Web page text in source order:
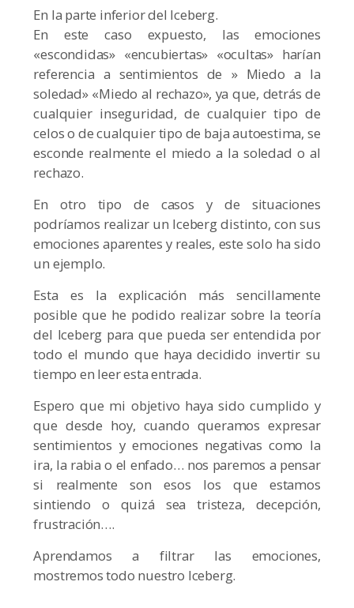
En la parte inferior del Iceberg.
En este caso expuesto, las emociones
«escondidas» «encubiertas» «ocultas» harían
referencia a sentimientos de » Miedo a la
soledad» «Miedo al rechazo», ya que, detrás de
cualquier inseguridad, de cualquier tipo de
celos o de cualquier tipo de baja autoestima, se
esconde realmente el miedo a la soledad o al
rechazo.
En otro tipo de casos y de situaciones
podríamos realizar un Iceberg distinto, con sus
emociones aparentes y reales, este solo ha sido
un ejemplo.
Esta es la explicación más sencillamente
posible que he podido realizar sobre la teoría
del Iceberg para que pueda ser entendida por
todo el mundo que haya decidido invertir su
tiempo en leer esta entrada.
Espero que mi objetivo haya sido cumplido y
que desde hoy, cuando queramos expresar
sentimientos y emociones negativas como la
ira, la rabia o el enfado… nos paremos a pensar
si realmente son esos los que estamos
sintiendo o quizá sea tristeza, decepción,
frustración….
Aprendamos a filtrar las emociones,
mostremos todo nuestro Iceberg.